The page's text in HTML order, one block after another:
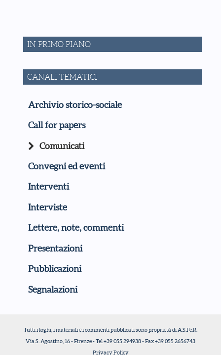
IN PRIMO PIANO
CANALI TEMATICI
Archivio storico-sociale
Call for papers
Comunicati
Convegni ed eventi
Interventi
Interviste
Lettere, note, commenti
Presentazioni
Pubblicazioni
Segnalazioni
Tutti i loghi, i materiali e i commenti pubblicati sono proprietà di A.S.Fe.R.
Via S. Agostino, 16 - Firenze - Tel +39 055 294938 - Fax +39 055 2656743
Privacy Policy